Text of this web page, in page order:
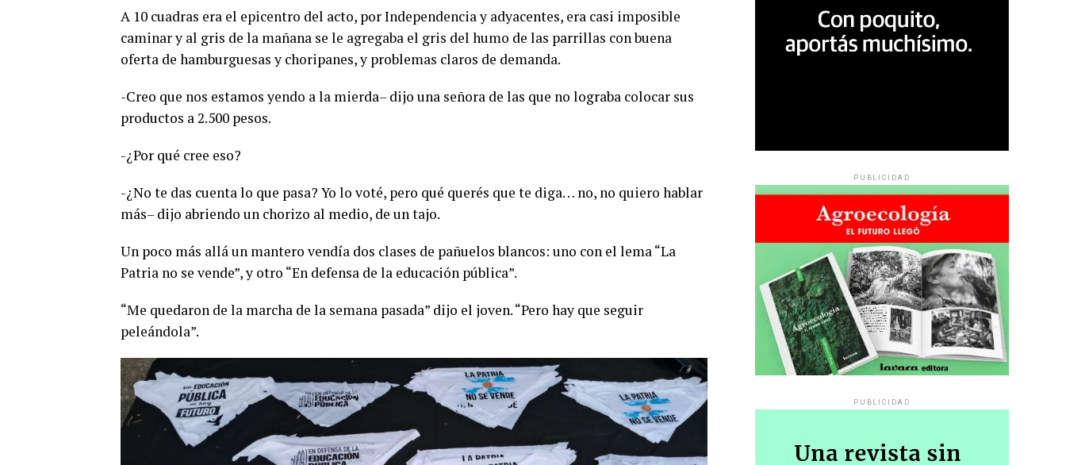
A 10 cuadras era el epicentro del acto, por Independencia y adyacentes, era casi imposible
caminar y al gris de la mañana se le agregaba el gris del humo de las parrillas con buena
oferta de hamburguesas y choripanes, y problemas claros de demanda.
-Creo que nos estamos yendo a la mierda– dijo una señora de las que no lograba colocar sus
productos a 2.500 pesos.
-¿Por qué cree eso?
-¿No te das cuenta lo que pasa? Yo lo voté, pero qué querés que te diga… no, no quiero hablar
más– dijo abriendo un chorizo al medio, de un tajo.
Un poco más allá un mantero vendía dos clases de pañuelos blancos: uno con el lema “La
Patria no se vende”, y otro “En defensa de la educación pública”.
“Me quedaron de la marcha de la semana pasada” dijo el joven. “Pero hay que seguir
peleándola”.
PUBLICIDAD
PUBLICIDAD